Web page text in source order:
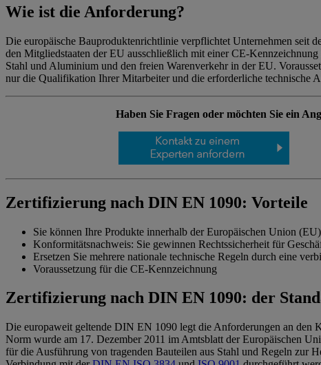
Wie ist die Anforderung?
Die europäische Bauproduktenrichtlinie verpflichtet Unternehmen seit
den Mitgliedstaaten der EU ausschließlich mit einer CE-
Stahl und Aluminium und den freien Warenverkehr in der EU.
nur die Qualifikation Ihrer Mitarbeiter und die erforderliche technische
Haben Sie Fragen oder möchten Sie ein
Zertifizierung nach DIN EN 1090: Vorteile
Sie können Ihre Produkte innerhalb der Europäischen Union
Konformitätsnachweis: Sie gewinnen Rechtssicherheit für
Ersetzen Sie mehrere nationale technische Regeln durch eine
Voraussetzung für die CE-Kennzeichnung
Zertifizierung nach DIN EN 1090: der
Die europaweit geltende DIN EN 1090 legt die Anforderungen an den
Norm wurde am 17. Dezember 2011 im Amtsblatt der Europäischen
für die Ausführung von tragenden Bauteilen aus Stahl und Regeln